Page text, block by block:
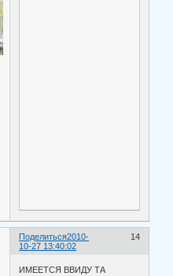
Поделиться 14
2010-
10-27 13:40:02
ИМЕЕТСЯ ВВИДУ ТА